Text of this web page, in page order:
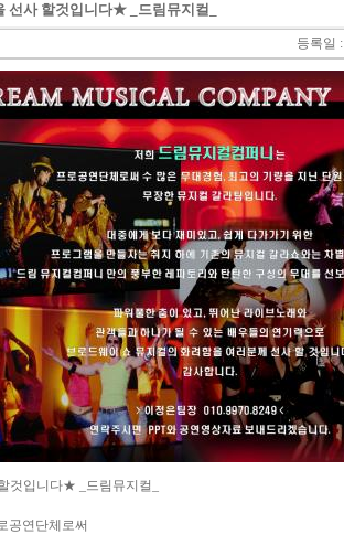
사 할것입니다★ _드림뮤지컬_
등록일 :
것입니다★ _드림뮤지컬_
공연단체로써